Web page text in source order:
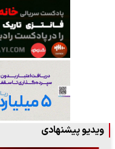
ویدیو پیشنهادی